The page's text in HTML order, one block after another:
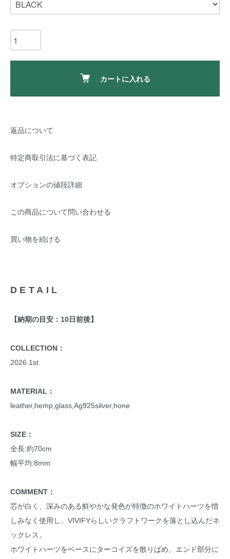
カートに入れる
返品について
特定商取引法に基づく表記
オプションの値段詳細
この商品について問い合わせる
買い物を続ける
DETAIL
【納期の目安：10日前後】
COLLECTION：
2026 1st
MATERIAL：
leather,hemp,glass,Ag925silver,hone
SIZE：
全長:約70cm
幅平均:8mm
COMMENT：
芯が白く、深みのある鮮やかな発色が特徴のホワイトハーツを惜
しみなく使用し、VIVIFYらしいクラフトワークを落とし込んだネ
ックレス。
ホワイトハーツをベースにターコイズを散りばめ、エンド部分に